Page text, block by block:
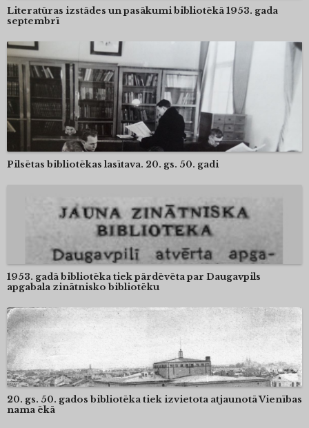
Literatūras izstādes un pasākumi bibliotēkā 1953. gada
septembrī
Pilsētas bibliotēkas lasītava. 20. gs. 50. gadi
1953. gadā bibliotēka tiek pārdēvēta par Daugavpils
apgabala zinātnisko bibliotēku
20. gs. 50. gados bibliotēka tiek izvietota atjaunotā Vienības
nama ēkā